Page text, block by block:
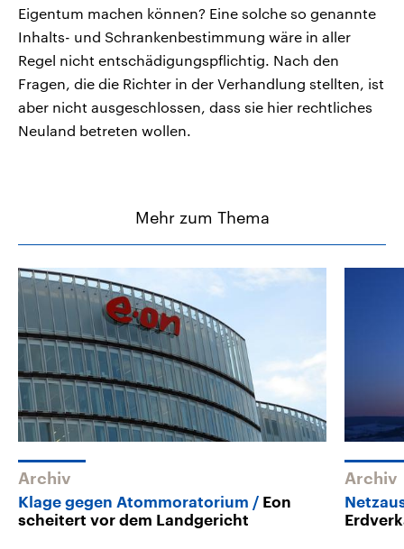
Eigentum machen können? Eine solche so genannte
Inhalts- und Schrankenbestimmung wäre in aller
Regel nicht entschädigungspflichtig. Nach den
Fragen, die die Richter in der Verhandlung stellten, ist
aber nicht ausgeschlossen, dass sie hier rechtliches
Neuland betreten wollen.
Mehr zum Thema
Archiv
Klage gegen Atommoratorium
Eon
scheitert vor dem Landgericht
Archiv